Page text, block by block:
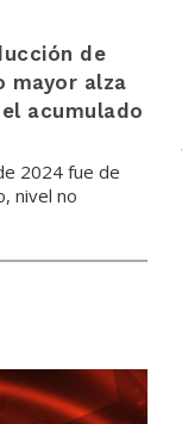
de
mayor alza
acumulado
2024 fue de
nivel no